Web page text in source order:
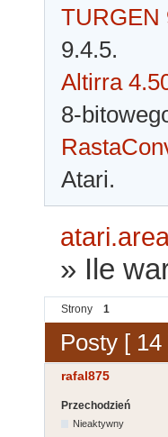
TURGEN
9.4.5.
Altirra
8-
Atari.
» Ile
Strony 1
Posty [ 14
rafal875
Przechodzień
Nieaktywny